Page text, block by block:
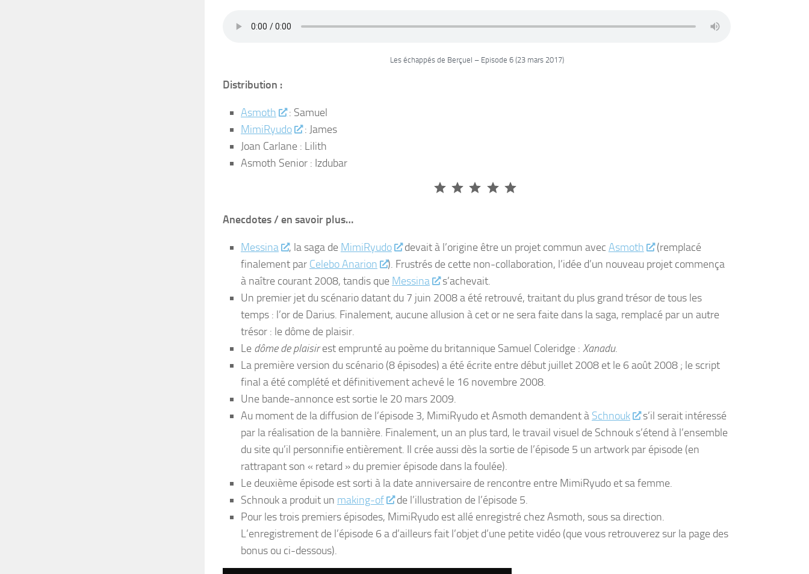
Les échappés de Berçuel – Episode 6 (23 mars 2017)
Distribution :
Asmoth
: Samuel
MimiRyudo
: James
Joan Carlane : Lilith
Asmoth Senior : Izdubar
Anecdotes / en savoir plus…
Messina , la saga de MimiRyudo devait à l’origine être un projet commun avec Asmoth
(remplacé
finalement par Celebo Anarion
). Frustrés de cette non-collaboration, l’idée d’un nouveau projet commença
à naître courant 2008, tandis que Messina
s’achevait.
Un premier jet du scénario datant du 7 juin 2008 a été retrouvé, traitant du plus grand trésor de tous les
temps : l’or de Darius. Finalement, aucune allusion à cet or ne sera faite dans la saga, remplacé par un autre
trésor : le dôme de plaisir.
Le dôme de plaisirest emprunté au poème du britannique Samuel Coleridge : Xanadu.
La première version du scénario (8 épisodes) a été écrite entre début juillet 2008 et le 6 août 2008 ; le script
final a été complété et définitivement achevé le 16 novembre 2008.
Une bande-annonce est sortie le 20 mars 2009.
Au moment de la diffusion de l’épisode 3, MimiRyudo et Asmoth demandent à Schnouk
s’il serait intéressé
par la réalisation de la bannière. Finalement, un an plus tard, le travail visuel de Schnouk s’étend à l’ensemble
du site qu’il personnifie entièrement. Il crée aussi dès la sortie de l’épisode 5 un artwork par épisode (en
rattrapant son « retard » du premier épisode dans la foulée).
Le deuxième épisode est sorti à la date anniversaire de rencontre entre MimiRyudo et sa femme.
Schnouk a produit un making-of
de l’illustration de l’épisode 5.
Pour les trois premiers épisodes, MimiRyudo est allé enregistré chez Asmoth, sous sa direction.
L’enregistrement de l’épisode 6 a d’ailleurs fait l’objet d’une petite vidéo (que vous retrouverez sur la page des
bonus ou ci-dessous).